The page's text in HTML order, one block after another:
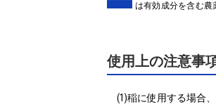
は有効成分を含む農
使用上の注意事
(1)稲に使用する場合